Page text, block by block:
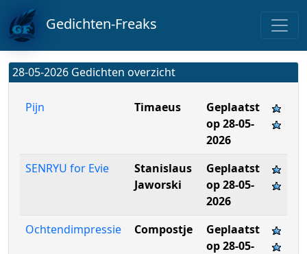
Gedichten-Freaks
28-05-2026 Gedichten overzicht
Pijn Timaeus
Geplaatst
op 28-05-
2026
SENRYU for Evie
Stanislaus
Jaworski
Geplaatst
op 28-05-
2026
Ochtendimpressie
Compostje
Geplaatst
op 28-05-